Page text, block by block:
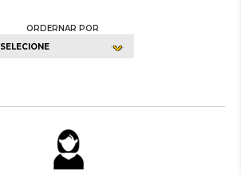
ORDERNAR POR
SELECIONE